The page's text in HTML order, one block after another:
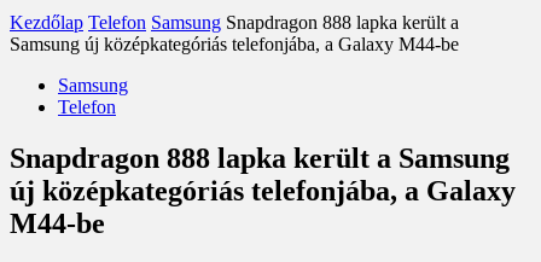
Kezdőlap Telefon Samsung Snapdragon 888 lapka került a
Samsung új középkategóriás telefonjába, a Galaxy M44-be
Samsung
Telefon
Snapdragon 888 lapka került a Samsung
új középkategóriás telefonjába, a Galaxy
M44-be